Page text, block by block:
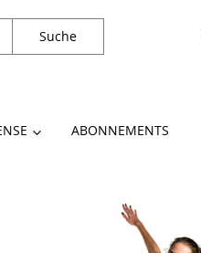
Suche
ABONNEMENTS